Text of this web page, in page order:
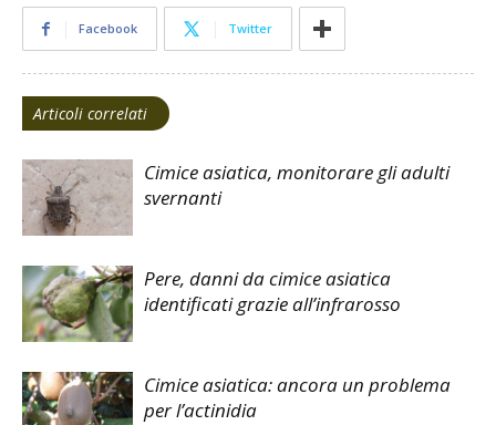
Facebook Twitter
Articoli correlati
Cimice asiatica, monitorare gli adulti
svernanti
Pere, danni da cimice asiatica
identificati grazie all’infrarosso
Cimice asiatica: ancora un problema
per l’actinidia